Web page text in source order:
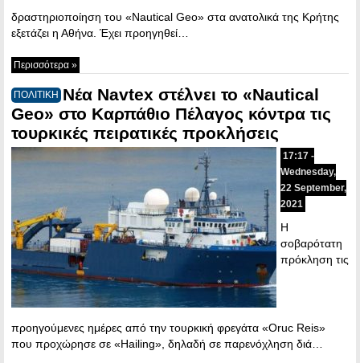
δραστηριοποίηση του «Nautical Geo» στα ανατολικά της Κρήτης
εξετάζει η Αθήνα. Έχει προηγηθεί…
Περισσότερα »
ΠΟΛΙΤΙΚΗ Νέα Navtex στέλνει το «Nautical
Geo» στο Καρπάθιο Πέλαγος κόντρα τις
τουρκικές πειρατικές προκλήσεις
17:17 -
Wednesday,
22 September,
2021
Η
σοβαρότατη
πρόκληση τις
προηγούμενες ημέρες από την τουρκική φρεγάτα «Oruc Reis»
που προχώρησε σε «Hailing», δηλαδή σε παρενόχληση διά…